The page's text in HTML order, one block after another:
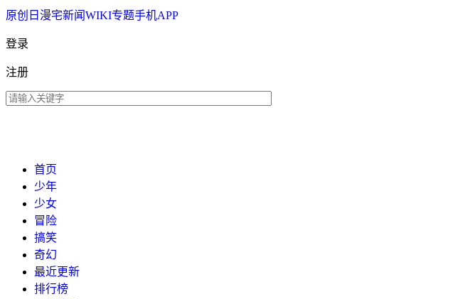
原创 日漫宅新闻WIKI专题手机APP
登录
注册
首页
少年
少女
冒险
搞笑
奇幻
最近更新
排行榜